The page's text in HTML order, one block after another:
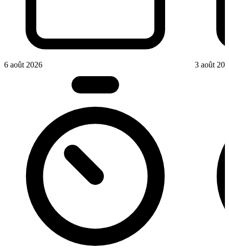
6 août 2026 3 août